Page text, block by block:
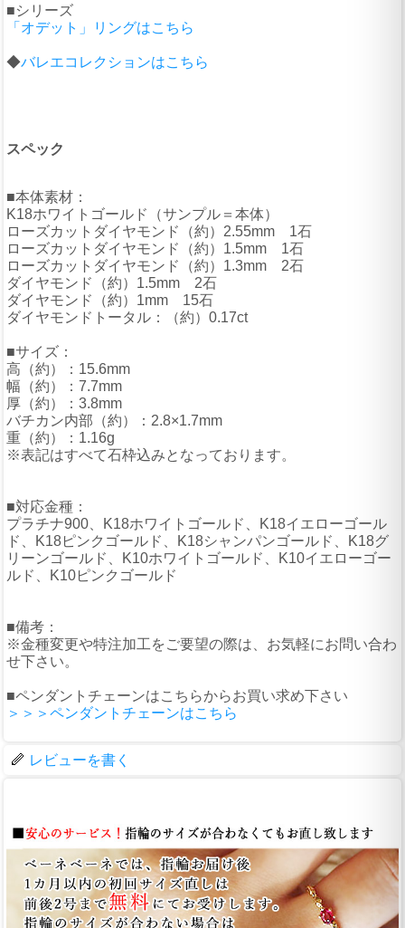
■シリーズ
「オデット」リングはこちら
◆バレエコレクションはこちら
スペック
■本体素材：
K18ホワイトゴールド（サンプル＝本体）
ローズカットダイヤモンド（約）2.55mm 1石
ローズカットダイヤモンド（約）1.5mm 1石
ローズカットダイヤモンド（約）1.3mm 2石
ダイヤモンド（約）1.5mm 2石
ダイヤモンド（約）1mm 15石
ダイヤモンドトータル：（約）0.17ct
■サイズ：
高（約）：15.6mm
幅（約）：7.7mm
厚（約）：3.8mm
バチカン内部（約）：2.8×1.7mm
重（約）：1.16g
※表記はすべて石枠込みとなっております。
■対応金種：
プラチナ900、K18ホワイトゴールド、K18イエローゴール
ド、K18ピンクゴールド、K18シャンパンゴールド、K18グ
リーンゴールド、K10ホワイトゴールド、K10イエローゴー
ルド、K10ピンクゴールド
■備考：
※金種変更や特注加工をご要望の際は、お気軽にお問い合わ
せ下さい。
■ペンダントチェーンはこちらからお買い求め下さい
＞＞＞ペンダントチェーンはこちら
レビューを書く